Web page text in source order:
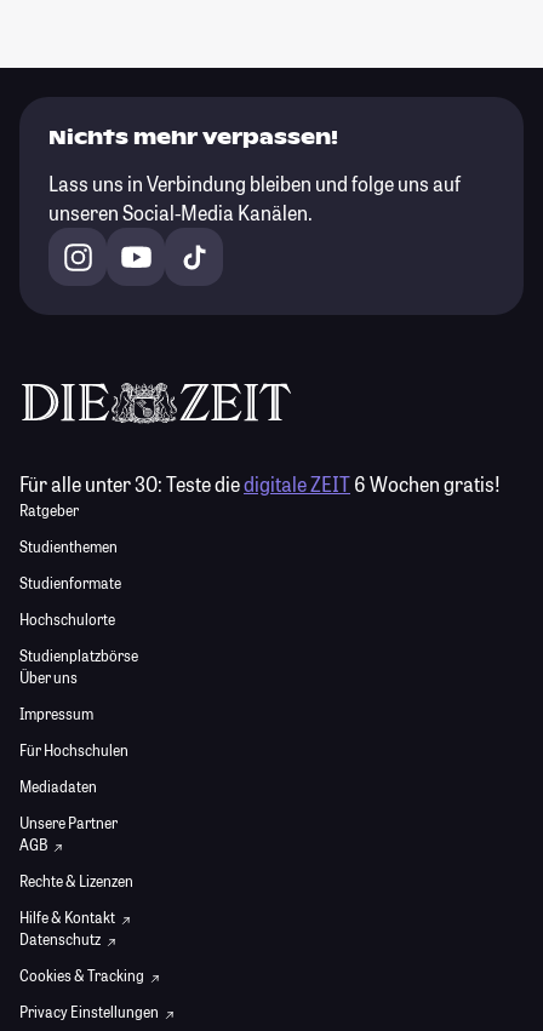
Nichts mehr verpassen!
Lass uns in Verbindung bleiben und folge uns auf
unseren Social-Media Kanälen.
Für alle unter 30:Teste diedigitale ZEIT6 Wochen gratis!
Ratgeber
Studienthemen
Studienformate
Hochschulorte
Studienplatzbörse
Über uns
Impressum
Für Hochschulen
Mediadaten
Unsere Partner
AGB
Rechte & Lizenzen
Hilfe & Kontakt
Datenschutz
Cookies & Tracking
Privacy Einstellungen